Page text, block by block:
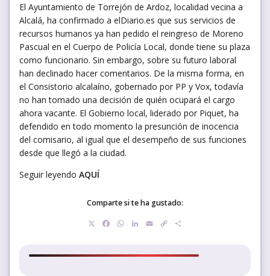
El Ayuntamiento de Torrejón de Ardoz, localidad vecina a
Alcalá, ha confirmado a elDiario.es que sus servicios de
recursos humanos ya han pedido el reingreso de Moreno
Pascual en el Cuerpo de Policía Local, donde tiene su plaza
como funcionario. Sin embargo, sobre su futuro laboral
han declinado hacer comentarios. De la misma forma, en
el Consistorio alcalaíno, gobernado por PP y Vox, todavía
no han tomado una decisión de quién ocupará el cargo
ahora vacante. El Gobierno local, liderado por Piquet, ha
defendido en todo momento la presunción de inocencia
del comisario, al igual que el desempeño de sus funciones
desde que llegó a la ciudad.
Seguir leyendo AQUÍ
Comparte si te ha gustado:
Facebook
WhatsApp
LinkedIn
EmailCopy